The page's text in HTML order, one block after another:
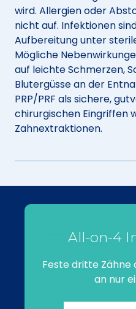
wird. Allergien oder
nicht auf. Infektionen
Aufbereitung unter
Mögliche
auf leichte Schmerzen,
Blutergüsse an der
PRP/PRF als sichere,
chirurgischen Eingriffen
Zahnextraktionen.
All-on-4
Feste dritte
an nur